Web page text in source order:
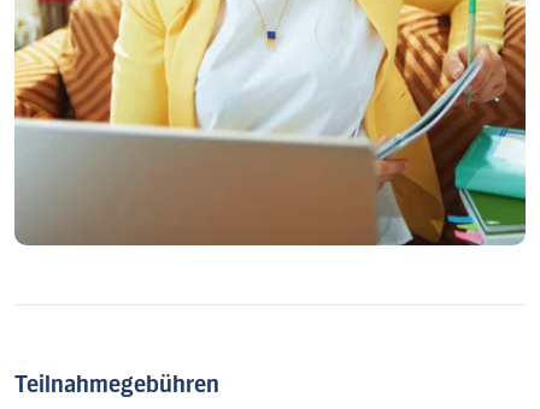
Teilnahmegebühren